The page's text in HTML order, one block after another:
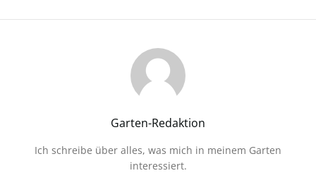
Garten-Redaktion
Ich schreibe über alles, was mich in meinem Garten
interessiert.